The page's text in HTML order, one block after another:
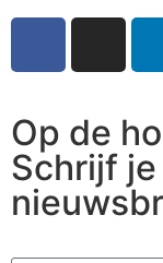
Op de
Schrijf